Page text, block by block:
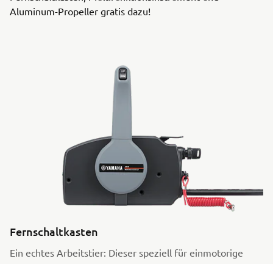
Aluminum-Propeller gratis dazu!
Fernschaltkasten
Ein echtes Arbeitstier: Dieser speziell für einmotorige